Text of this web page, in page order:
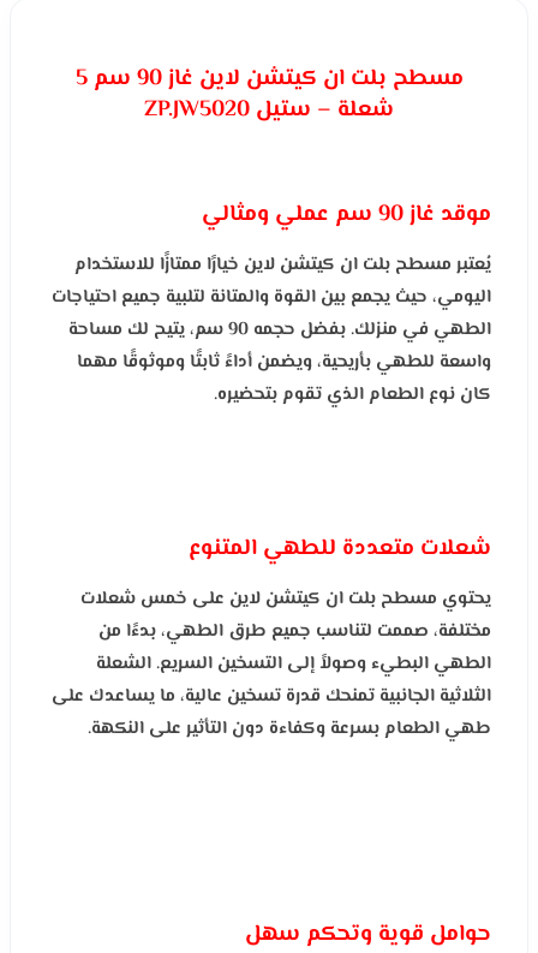
مسطح بلت ان كيتشن لاين غاز 90 سم 5
شعلة – ستيل ZP.JW5020
موقد غاز 90 سم عملي ومثالي
يُعتبر مسطح بلت ان كيتشن لاين خيارًا ممتازًا للاستخدام
اليومي، حيث يجمع بين القوة والمتانة لتلبية جميع احتياجات
الطهي في منزلك. بفضل حجمه 90 سم، يتيح لك مساحة
واسعة للطهي بأريحية، ويضمن أداءً ثابتًا وموثوقًا مهما
كان نوع الطعام الذي تقوم بتحضيره.
شعلات متعددة للطهي المتنوع
يحتوي مسطح بلت ان كيتشن لاين على خمس شعلات
مختلفة، صممت لتناسب جميع طرق الطهي، بدءًا من
الطهي البطيء وصولاً إلى التسخين السريع. الشعلة
الثلاثية الجانبية تمنحك قدرة تسخين عالية، ما يساعدك على
طهي الطعام بسرعة وكفاءة دون التأثير على النكهة.
حوامل قوية وتحكم سهل